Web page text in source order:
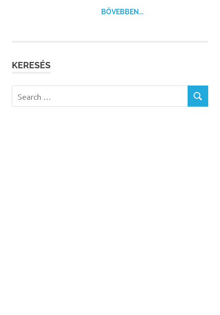
BŐVEBBEN...
KERESÉS
for:
SEARCH